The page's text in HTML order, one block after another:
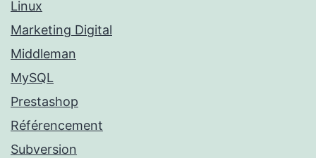
Linux
Marketing Digital
Middleman
MySQL
Prestashop
Référencement
Subversion